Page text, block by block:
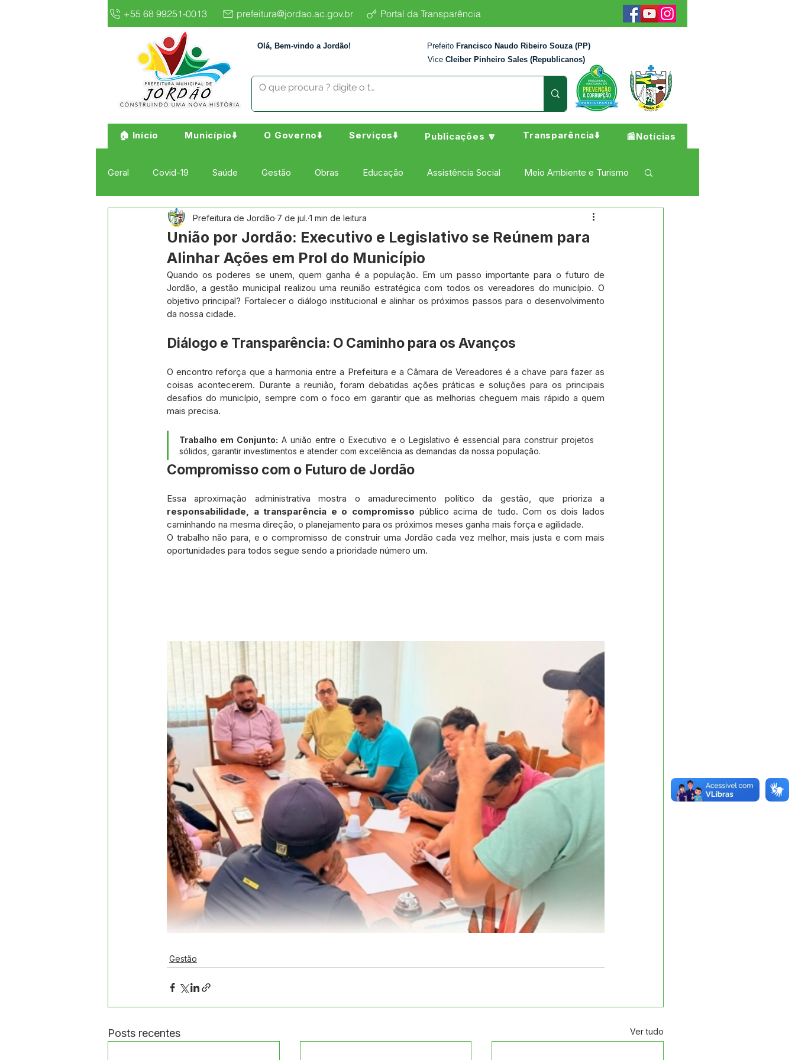
+55 68 99251-0013 prefeitura@jordao.ac.gov.br Portal da Transparência
Olá, Bem-vindo a Jordão! Prefeito Francisco Naudo Ribeiro Souza (PP)
Vice Cleiber Pinheiro Sales (Republicanos)
🏠 Início Município⬇️ O Governo⬇️ Serviços⬇️ Publicações 🔽 Transparência⬇️ 📰Notícias
Geral Covid-19 Saúde Gestão Obras Educação Assistência Social Meio Ambiente e Turismo
Institucional e Governo Cultura Esporte e Lazer Campanhas
Datas Comemorativas Projetos e Emendas Defesa Civil
Comunidade Convite e Comunicado
Ordem de Serviço
União por Jordão: Executivo e Legislativo se Reúnem para
Alinhar Ações em Prol do Município
Prefeitura de Jordão 7 de jul. 1 min de leitura
Quando os poderes se unem, quem ganha é a população. Em um passo importante para o futuro de
Jordão, a gestão municipal realizou uma reunião estratégica com todos os vereadores do município. O
objetivo principal? Fortalecer o diálogo institucional e alinhar os próximos passos para o desenvolvimento
da nossa cidade.
Diálogo e Transparência: O Caminho para os Avanços
O encontro reforça que a harmonia entre a Prefeitura e a Câmara de Vereadores é a chave para fazer as
coisas acontecerem. Durante a reunião, foram debatidas ações práticas e soluções para os principais
desafios do município, sempre com o foco em garantir que as melhorias cheguem mais rápido a quem
mais precisa.
Trabalho em Conjunto: A união entre o Executivo e o Legislativo é essencial para construir projetos
sólidos, garantir investimentos e atender com excelência as demandas da nossa população.
Compromisso com o Futuro de Jordão
responsabilidade, a transparência e o compromisso público acima de tudo. Com os dois lados
caminhando na mesma direção, o planejamento para os próximos meses ganha mais força e agilidade.
O trabalho não para, e o compromisso de construir uma Jordão cada vez melhor, mais justa e com mais
oportunidades para todos segue sendo a prioridade número um.
Gestão
Posts recentes Ver tudo